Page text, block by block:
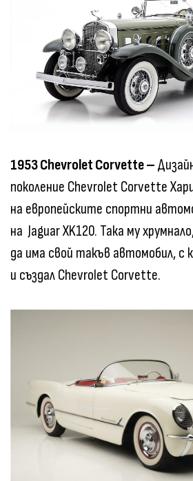
1953 Chevrolet Corvette –
поколение Chevrolet Corvette
на европейските спортни
на Jaguar XK120. Така му
да има свой такъв автомобил, с
и създал Chevrolet Corvette.